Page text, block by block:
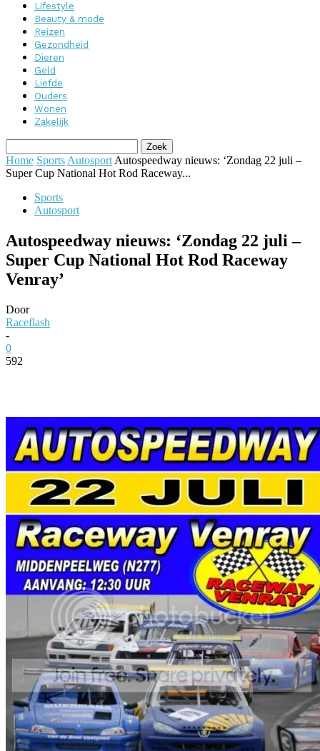
Lifestyle
Beauty & mode
Reizen
Gezondheid
Dieren
Geld
Liefde
Ouders
Wonen
Zakelijk
Home Sports Autosport Autospeedway nieuws: ‘Zondag 22 juli –
Super Cup National Hot Rod Raceway...
Sports
Autosport
Autospeedway nieuws: ‘Zondag 22 juli –
Super Cup National Hot Rod Raceway
Venray’
Door
Raceflash
-
0
592